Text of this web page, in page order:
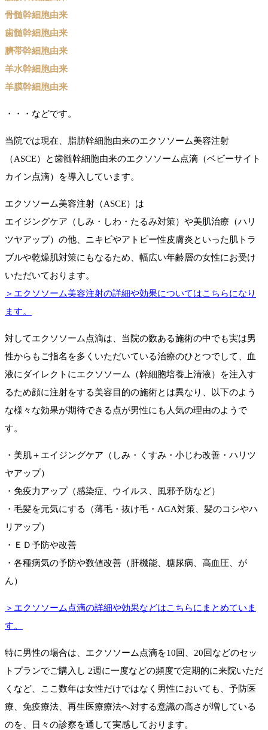
骨髄幹細胞由来
歯髄幹細胞由来
臍帯幹細胞由来
羊水幹細胞由来
羊膜幹細胞由来
・・・などです。
当院では現在、脂肪幹細胞由来のエクソソーム美容注射
（ASCE）と歯髄幹細胞由来のエクソソーム点滴（ベビーサイト
カイン点滴）を導入しています。
エクソソーム美容注射（ASCE）は
エイジングケア（しみ・しわ・たるみ対策）や美肌治療（ハリ
ツヤアップ）の他、ニキビやアトピー性皮膚炎といった肌トラ
ブルや乾燥肌対策にもなるため、幅広い年齢層の女性にお受け
いただいております。
＞エクソソーム美容注射の詳細や効果についてはこちらになり
ます。
対してエクソソーム点滴は、当院の数ある施術の中でも実は男
性からもご指名を多くいただいている治療のひとつでして、血
液にダイレクトにエクソソーム（幹細胞培養上清液）を注入す
るため顔に注射をする美容目的の施術とは異なり、以下のよう
な様々な効果が期待できる点が男性にも人気の理由のようで
す。
・美肌＋エイジングケア（しみ・くすみ・小じわ改善・ハリツ
ヤアップ）
・免疫力アップ（感染症、ウイルス、風邪予防など）
・毛髪を元気にする（薄毛・抜け毛・AGA対策、髪のコシやハ
リアップ）
・ＥＤ予防や改善
・各種病気の予防や数値改善（肝機能、糖尿病、高血圧、が
ん）
＞エクソソーム点滴の詳細や効果などはこちらにまとめていま
す。
特に男性の場合は、エクソソーム点滴を10回、20回などのセッ
トプランでご購入し 2週に一度などの頻度で定期的に来院いただ
くなど、ここ数年は女性だけではなく男性においても、予防医
療、免疫療法、再生医療療法へ対する意識の高さが増している
のを、日々の診察を通して実感しております。